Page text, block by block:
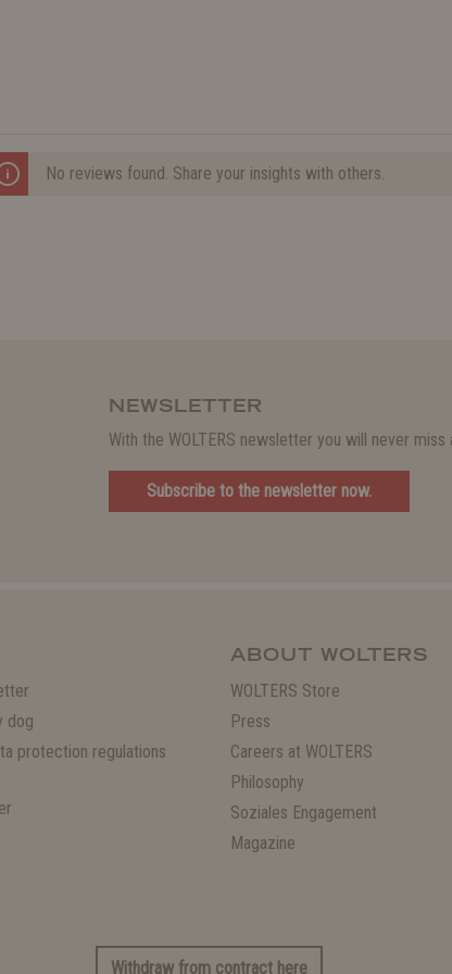
No reviews found. Share your insights with others.
NEWSLETTER
With the WOLTERS newsletter you will never miss
Subscribe to the newsletter now.
dog
protection regulations
ABOUT WOLTERS
WOLTERS Store
Press
Careers at WOLTERS
Philosophy
Soziales Engagement
Magazine
Withdraw from contract here